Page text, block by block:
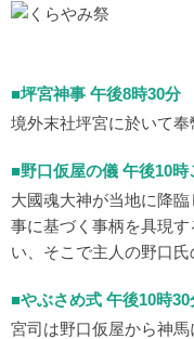
■坪宮神事 午後8時30分
境外末社坪宮に於いて奉
■野口仮屋の儀 午後10時
大國魂大神が当地に降
事に基づく事柄を具現
い、そこで主人の野口氏
■やぶさめ式 午後10時30
宮司は野口仮屋から神